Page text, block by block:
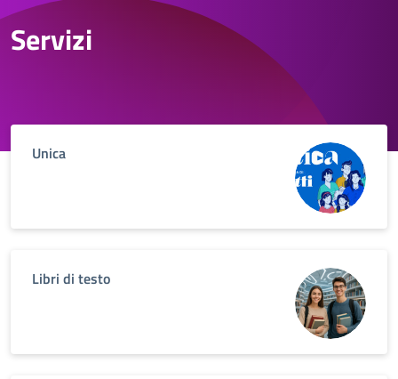
Servizi
Unica
Libri di testo